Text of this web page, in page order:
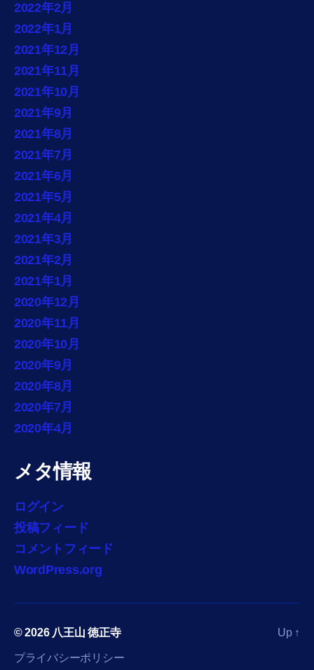
2022年2月
2022年1月
2021年12月
2021年11月
2021年10月
2021年9月
2021年8月
2021年7月
2021年6月
2021年5月
2021年4月
2021年3月
2021年2月
2021年1月
2020年12月
2020年11月
2020年10月
2020年9月
2020年8月
2020年7月
2020年4月
メタ情報
ログイン
投稿フィード
コメントフィード
WordPress.org
© 2026 八王山 徳正寺
プライバシーポリシー
Up ↑